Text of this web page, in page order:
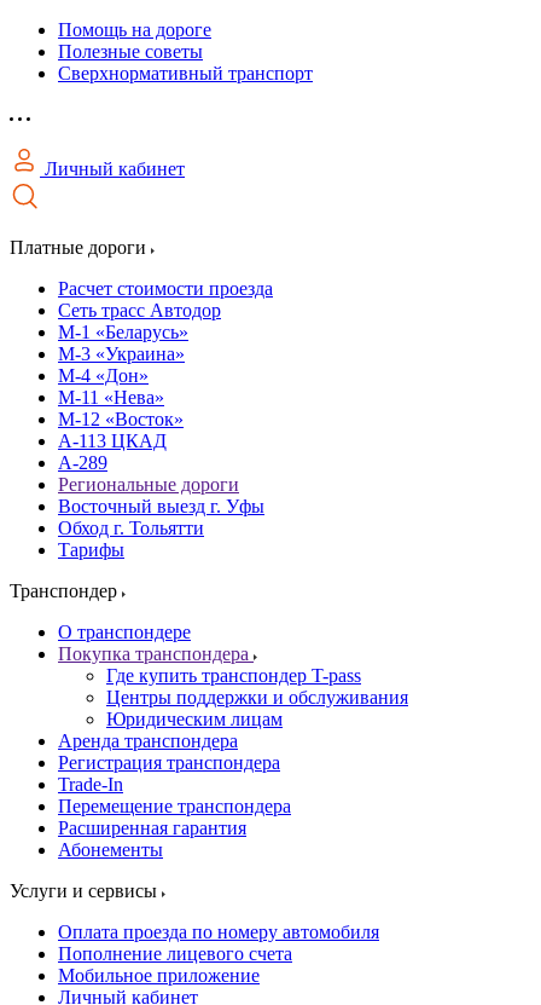
Помощь на дороге
Полезные советы
Сверхнормативный транспорт
Личный кабинет
Платные дороги
Расчет стоимости проезда
Сеть трасс Автодор
М-1 «Беларусь»
М-3 «Украина»
М-4 «Дон»
М-11 «Нева»
М-12 «Восток»
А-113 ЦКАД
А-289
Региональные дороги
Восточный выезд г. Уфы
Обход г. Тольятти
Тарифы
Транспондер
О транспондере
Покупка транспондера
Где купить транспондер T-pass
Центры поддержки и обслуживания
Юридическим лицам
Аренда транспондера
Регистрация транспондера
Trade-In
Перемещение транспондера
Расширенная гарантия
Абонементы
Услуги и сервисы
Оплата проезда по номеру автомобиля
Пополнение лицевого счета
Мобильное приложение
Личный кабинет